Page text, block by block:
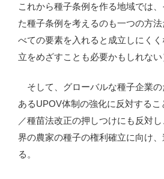
これから種子条例を作る地域では
た種子条例を考えるのも一つの方
べての要素を入れると成立しにく
立をめざすことも必要かもしれない
そして、グローバルな種子企業
あるUPOV体制の強化に反対する
／種苗法改正の押しつけにも反対
界の農家の種子の権利確立に向け
る。